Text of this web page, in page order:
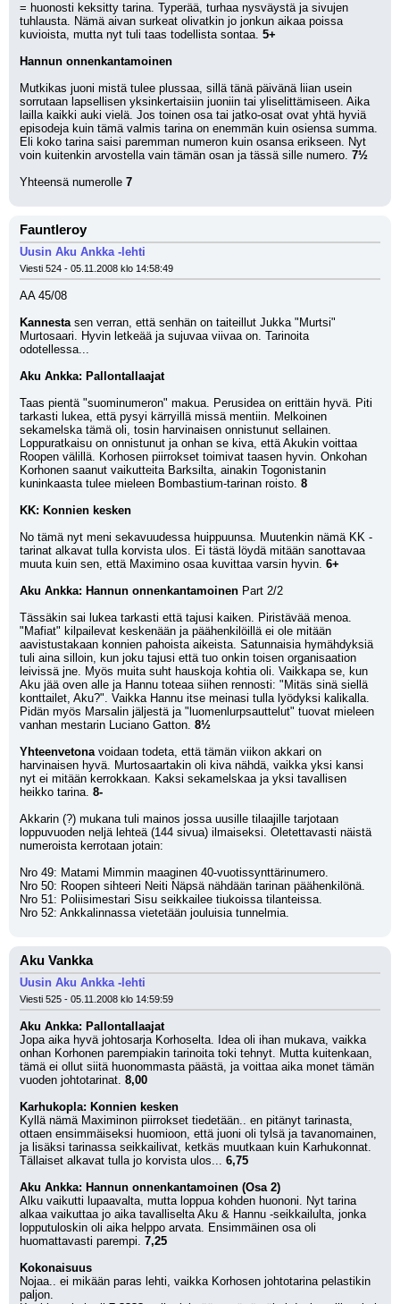
= huonosti keksitty tarina. Typerää, turhaa nysväystä ja sivujen
tuhlausta. Nämä aivan surkeat olivatkin jo jonkun aikaa poissa
kuvioista, mutta nyt tuli taas todellista sontaa. 5+
Hannun onnenkantamoinen
Mutkikas juoni mistä tulee plussaa, sillä tänä päivänä liian usein
sorrutaan lapsellisen yksinkertaisiin juoniin tai yliselittämiseen. Aika
lailla kaikki auki vielä. Jos toinen osa tai jatko-osat ovat yhtä hyviä
episodeja kuin tämä valmis tarina on enemmän kuin osiensa summa.
Eli koko tarina saisi paremman numeron kuin osansa erikseen. Nyt
voin kuitenkin arvostella vain tämän osan ja tässä sille numero. 7½
Yhteensä numerolle 7
Fauntleroy
Uusin Aku Ankka -lehti
Viesti 524 - 05.11.2008 klo 14:58:49
AA 45/08
Kannesta sen verran, että senhän on taiteillut Jukka "Murtsi"
Murtosaari. Hyvin letkeää ja sujuvaa viivaa on. Tarinoita
odotellessa...
Aku Ankka: Pallontallaajat
Taas pientä "suominumeron" makua. Perusidea on erittäin hyvä. Piti
tarkasti lukea, että pysyi kärryillä missä mentiin. Melkoinen
sekamelska tämä oli, tosin harvinaisen onnistunut sellainen.
Loppuratkaisu on onnistunut ja onhan se kiva, että Akukin voittaa
Roopen välillä. Korhosen piirrokset toimivat taasen hyvin. Onkohan
Korhonen saanut vaikutteita Barksilta, ainakin Togonistanin
kuninkaasta tulee mieleen Bombastium-tarinan roisto. 8
KK: Konnien kesken
No tämä nyt meni sekavuudessa huippuunsa. Muutenkin nämä KK -
tarinat alkavat tulla korvista ulos. Ei tästä löydä mitään sanottavaa
muuta kuin sen, että Maximino osaa kuvittaa varsin hyvin. 6+
Aku Ankka: Hannun onnenkantamoinen Part 2/2
Tässäkin sai lukea tarkasti että tajusi kaiken. Piristävää menoa.
"Mafiat" kilpailevat keskenään ja päähenkilöillä ei ole mitään
aavistustakaan konnien pahoista aikeista. Satunnaisia hymähdyksiä
tuli aina silloin, kun joku tajusi että tuo onkin toisen organisaation
leivissä jne. Myös muita suht hauskoja kohtia oli. Vaikkapa se, kun
Aku jää oven alle ja Hannu toteaa siihen rennosti: "Mitäs sinä siellä
konttailet, Aku?". Vaikka Hannu itse meinasi tulla lyödyksi kalikalla.
Pidän myös Marsalin jäljestä ja "luomenlurpsauttelut" tuovat mieleen
vanhan mestarin Luciano Gatton. 8½
Yhteenvetona voidaan todeta, että tämän viikon akkari on
harvinaisen hyvä. Murtosaartakin oli kiva nähdä, vaikka yksi kansi
nyt ei mitään kerrokkaan. Kaksi sekamelskaa ja yksi tavallisen
heikko tarina. 8-
Akkarin (?) mukana tuli mainos jossa uusille tilaajille tarjotaan
loppuvuoden neljä lehteä (144 sivua) ilmaiseksi. Oletettavasti näistä
numeroista kerrotaan jotain:
Nro 49: Matami Mimmin maaginen 40-vuotissynttärinumero.
Nro 50: Roopen sihteeri Neiti Näpsä nähdään tarinan päähenkilönä.
Nro 51: Poliisimestari Sisu seikkailee tiukoissa tilanteissa.
Nro 52: Ankkalinnassa vietetään jouluisia tunnelmia.
Aku Vankka
Uusin Aku Ankka -lehti
Viesti 525 - 05.11.2008 klo 14:59:59
Aku Ankka: Pallontallaajat
Jopa aika hyvä johtosarja Korhoselta. Idea oli ihan mukava, vaikka
onhan Korhonen parempiakin tarinoita toki tehnyt. Mutta kuitenkaan,
tämä ei ollut siitä huonommasta päästä, ja voittaa aika monet tämän
vuoden johtotarinat. 8,00
Karhukopla: Konnien kesken
Kyllä nämä Maximinon piirrokset tiedetään.. en pitänyt tarinasta,
ottaen ensimmäiseksi huomioon, että juoni oli tylsä ja tavanomainen,
ja lisäksi tarinassa seikkailivat, ketkäs muutkaan kuin Karhukonnat.
Tällaiset alkavat tulla jo korvista ulos... 6,75
Aku Ankka: Hannun onnenkantamoinen (Osa 2)
Alku vaikutti lupaavalta, mutta loppua kohden huononi. Nyt tarina
alkaa vaikuttaa jo aika tavalliselta Aku & Hannu -seikkailulta, jonka
lopputuloskin oli aika helppo arvata. Ensimmäinen osa oli
huomattavasti parempi. 7,25
Kokonaisuus
Nojaa.. ei mikään paras lehti, vaikka Korhosen johtotarina pelastikin
paljon.